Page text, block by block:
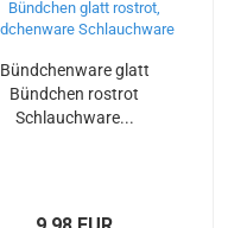
Bündchenware glatt
Bündchen rostrot
Schlauchware...